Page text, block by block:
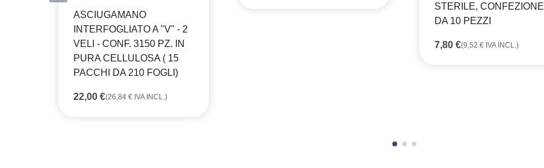
ASCIUGAMANO
INTERFOGLIATO A "V" - 2
VELI - CONF. 3150 PZ. IN
PURA CELLULOSA ( 15
PACCHI DA 210 FOGLI)
22,00 €(26,84 € IVA INCL.)
STERILE, CONFEZIONE
DA 10 PEZZI
7,80 €(9,52 € IVA INCL.)